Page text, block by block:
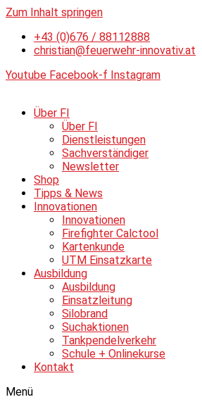
Zum Inhalt springen
+43 (0)676 / 88112888
christian@feuerwehr-innovativ.at
Youtube Facebook-f Instagram
Über FI
Über FI
Dienstleistungen
Sachverständiger
Newsletter
Shop
Tipps & News
Innovationen
Innovationen
Firefighter Calctool
Kartenkunde
UTM Einsatzkarte
Ausbildung
Ausbildung
Einsatzleitung
Silobrand
Suchaktionen
Tankpendelverkehr
Schule + Onlinekurse
Kontakt
Menü